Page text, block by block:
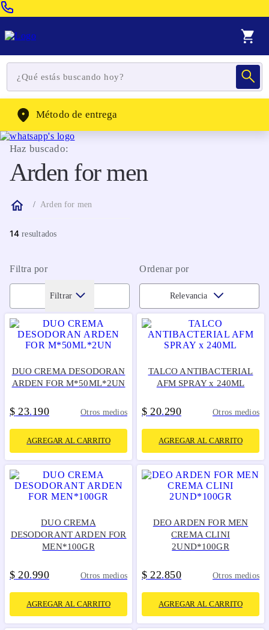
WhatsApp: (302) 262-4104
Método de entrega
Haz buscado:
Arden for men
Arden for men
14
Filtra por Ordenar por
Filtrar Relevancia
DUO CREMA DESODORAN
ARDEN FOR M*50ML*2UN
$ 23.190 Otros medios
AGREGAR AL CARRITO
TALCO ANTIBACTERIAL
AFM SPRAY x 240ML
$ 20.290 Otros medios
AGREGAR AL CARRITO
DUO CREMA
DESODORANT ARDEN FOR
MEN*100GR
$ 20.990 Otros medios
AGREGAR AL CARRITO
DEO ARDEN FOR MEN
CREMA CLINI
2UND*100GR
$ 22.850 Otros medios
AGREGAR AL CARRITO